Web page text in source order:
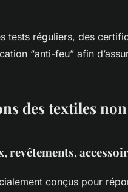
tests réguliers, des
“anti-feu” afin
des textiles
revêtements,
conçus pour